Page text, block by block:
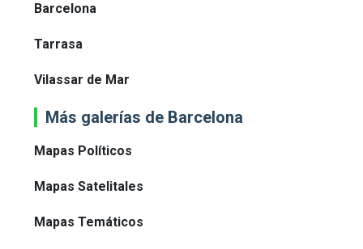
Barcelona
Tarrasa
Vilassar de Mar
Más galerías de Barcelona
Mapas Políticos
Mapas Satelitales
Mapas Temáticos